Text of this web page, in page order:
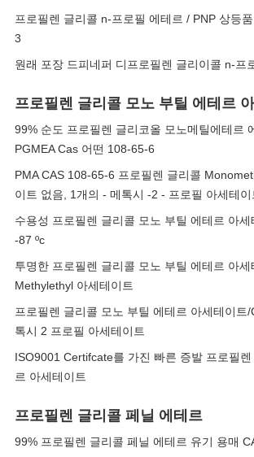
프로필렌 글리콜 n-프로필 에테르 / PNP 상등
3
원래 포장 드피네퍼 디프로필렌 글리이콜 n-프
프로필렌 글리콜 모노 부틸 에테르
99% 순도 프로필렌 글리코올 모노메틸에테르
PGMEA Cas 어떤 108-65-6
PMA CAS 108-65-6 프로필렌 글리콜
이트 없음, 1개의 - 메톡시 -2 - 프로필 아세테이
수용성 프로필렌 글리콜 모노 부틸 에테르 아세
-87 ºc
투명한 프로필렌 글리콜 모노 부틸 에테르 아세
Methylethyl 아세테이트
프로필렌 글리콜 모노 부틸 에테르 아세테이트
톡시 2 프로필 아세테이트
ISO9001 Certifcate를 가진 빠른 증발 프로필
르 아세테이트
프로필렌 글리콜 페닐 에테르
99% 프로필렌 글리콜 페닐 에테르 유기 용매